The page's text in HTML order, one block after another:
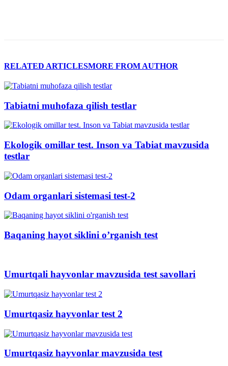
RELATED ARTICLESMORE FROM AUTHOR
Tabiatni muhofaza qilish testlar
Ekologik omillar test. Inson va Tabiat mavzusida
testlar
Odam organlari sistemasi test-2
Baqaning hayot siklini o’rganish test
Umurtqali hayvonlar mavzusida test savollari
Umurtqasiz hayvonlar test 2
Umurtqasiz hayvonlar mavzusida test